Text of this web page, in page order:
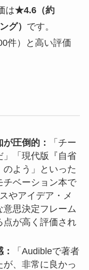
は★4.6（約
グ） です。
件）と高い評価
圧倒的：
「チー
」「現代版『自省
よう」といった
チベーション本で
やアイデア・メ
意思決定フレーム
点が高く評価され
「Audibleで著者
、非常に良かっ